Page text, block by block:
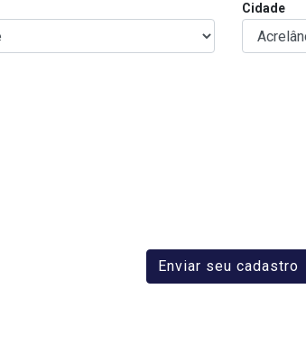
Cidade
Enviar seu cadastro